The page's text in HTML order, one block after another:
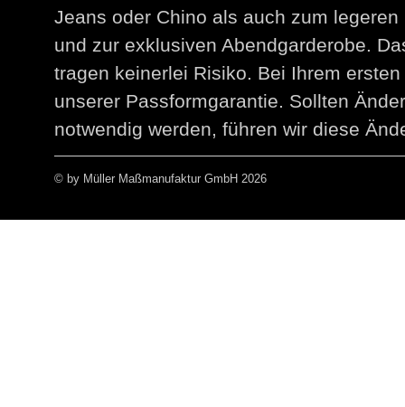
Jeans oder Chino als auch zum
und zur exklusiven Abendgarderobe.
tragen keinerlei Risiko. Bei Ihrem
unserer Passformgarantie. Sollten
notwendig werden, führen wir diese
© by Müller Maßmanufaktur GmbH 2026